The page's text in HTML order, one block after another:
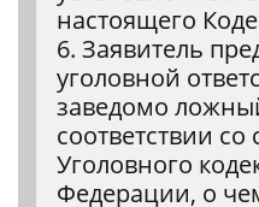
настоящего
6. Заявитель
уголовной
заведомо
соответствии со
Уголовного
Федерации, о